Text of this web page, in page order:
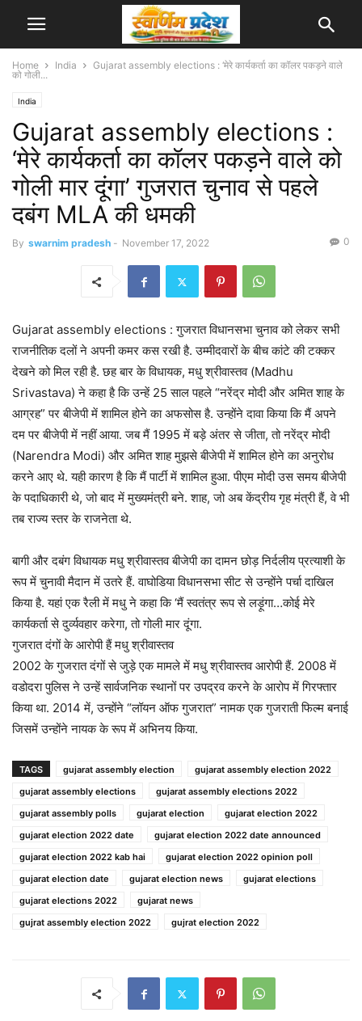
Home India
Gujarat assembly elections : ‘मेरे कार्यकर्ता का कॉलर पकड़ने वाले
को गोली...
India
Gujarat assembly elections :
‘मेरे कार्यकर्ता का कॉलर पकड़ने वाले को
गोली मार दूंगा’ गुजरात चुनाव से पहले
दबंग MLA की धमकी
By swarnim pradesh - November 17, 2022 0
Gujarat assembly elections : गुजरात विधानसभा चुनाव को लेकर सभी
राजनीतिक दलों ने अपनी कमर कस रखी है. उम्मीदवारों के बीच कांटे की टक्कर
देखने को मिल रही है. छह बार के विधायक, मधु श्रीवास्तव (Madhu
Srivastava) ने कहा है कि उन्हें 25 साल पहले “नरेंद्र मोदी और अमित शाह के
आग्रह” पर बीजेपी में शामिल होने का अफसोस है. उन्होंने दावा किया कि मैं अपने
दम पर बीजेपी में नहीं आया. जब मैं 1995 में बड़े अंतर से जीता, तो नरेंद्र मोदी
(Narendra Modi) और अमित शाह मुझसे बीजेपी में शामिल होने का अनुरोध
करने आए थे. यही कारण है कि मैं पार्टी में शामिल हुआ. पीएम मोदी उस समय बीजेपी
के पदाधिकारी थे, जो बाद में मुख्यमंत्री बने. शाह, जो अब केंद्रीय गृह मंत्री हैं, वे भी
तब राज्य स्तर के राजनेता थे.
बागी और दबंग विधायक मधु श्रीवास्तव बीजेपी का दामन छोड़ निर्दलीय प्रत्याशी के
रूप में चुनावी मैदान में उतरे हैं. वाघोडिया विधानसभा सीट से उन्होंने पर्चा दाखिल
किया है. यहां एक रैली में मधु ने कहा कि ‘मैं स्वतंत्र रूप से लड़ूंगा…कोई मेरे
कार्यकर्ता से दुर्व्यवहार करेगा, तो गोली मार दूंगा.
गुजरात दंगों के आरोपी हैं मधु श्रीवास्तव
2002 के गुजरात दंगों से जुड़े एक मामले में मधु श्रीवास्तव आरोपी हैं. 2008 में
वडोदरा पुलिस ने उन्हें सार्वजनिक स्थानों पर उपद्रव करने के आरोप में गिरफ्तार
किया था. 2014 में, उन्होंने “लॉयन ऑफ गुजरात” नामक एक गुजराती फिल्म बनाई
जिसमें उन्होंने नायक के रूप में अभिनय किया.
TAGS gujarat assembly election
gujarat assembly election 2022
gujarat assembly elections
gujarat assembly elections 2022
gujarat assembly polls
gujarat election
gujarat election 2022
gujarat election 2022 date
gujarat election 2022 date announced
gujarat election 2022 kab hai
gujarat election 2022 opinion poll
gujarat election date
gujarat election news
gujarat elections
gujarat elections 2022
gujarat news
gujrat assembly election 2022
gujrat election 2022